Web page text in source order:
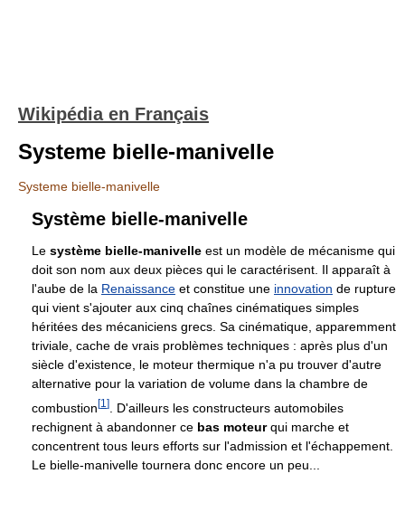
Wikipédia en Français
Systeme bielle-manivelle
Systeme bielle-manivelle
Système bielle-manivelle
Le système bielle-manivelle est un modèle de mécanisme qui
doit son nom aux deux pièces qui le caractérisent. Il apparaît à
l'aube de la Renaissance et constitue une innovation de rupture
qui vient s'ajouter aux cinq chaînes cinématiques simples
héritées des mécaniciens grecs. Sa cinématique, apparemment
triviale, cache de vrais problèmes techniques : après plus d'un
siècle d'existence, le moteur thermique n'a pu trouver d'autre
alternative pour la variation de volume dans la chambre de
combustion[1 ]
. D'ailleurs les constructeurs automobiles
rechignent à abandonner ce bas moteurqui marche et
concentrent tous leurs efforts sur l'admission et l'échappement.
Le bielle-manivelle tournera donc encore un peu...